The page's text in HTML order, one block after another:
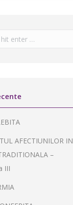
AFECTIUNILOR IN
–
III